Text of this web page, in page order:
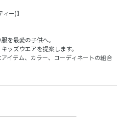
ー)】
を最愛の子供へ。
ッズウエアを提案します。
イテム、カラー、コーディネートの組合